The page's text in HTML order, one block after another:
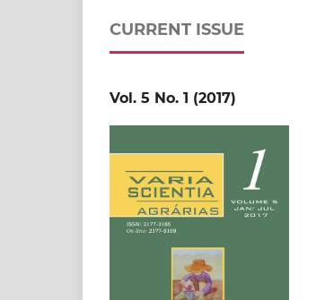
CURRENT ISSUE
Vol. 5 No. 1 (2017)